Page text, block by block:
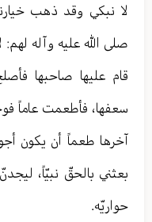
لا نبكي وقد ذهب
صلى الله عليه وآله لهم:
قام عليها صاحبها
سعفها، فأطعمت عاماً
آخرها طعماً أن يكون
بعثني بالحقّ نبيّاً،
حواريّه.